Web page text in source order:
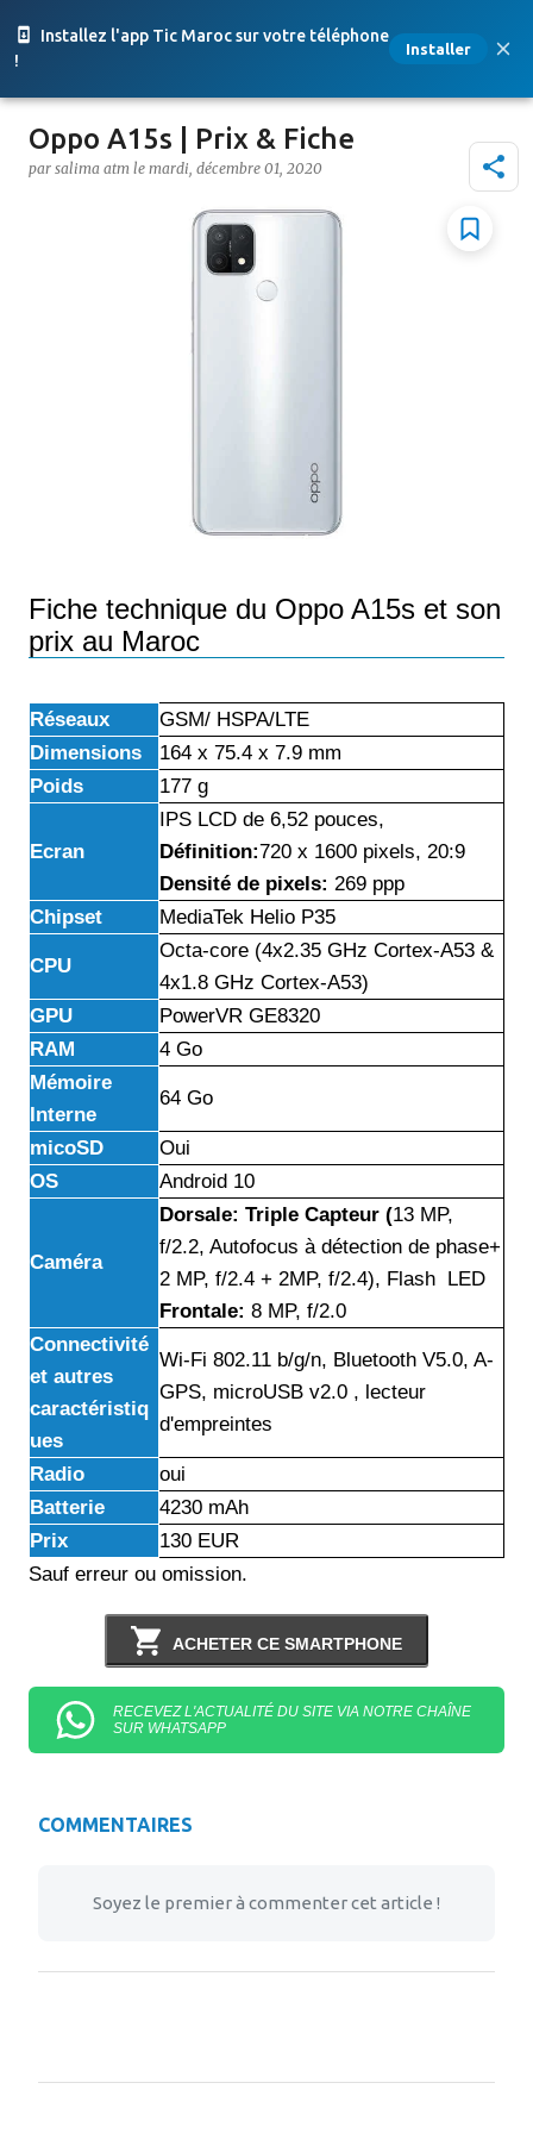
Installez l'app Tic Maroc sur votre téléphone
!
Installer
Accéder au contenu principal
Oppo A15s | Prix & Fiche
par salima atm le mardi, décembre 01, 2020
Fiche technique du Oppo A15s et son
prix au Maroc
Réseaux
GSM/ HSPA/LTE
Dimensions
164 x 75.4 x 7.9 mm
Poids
177 g
Ecran
IPS LCD de 6,52 pouces,
Définition:720 x 1600 pixels, 20:9
Densité de pixels: 269 ppp
Chipset
MediaTek Helio P35
CPU
Octa-core (4x2.35 GHz Cortex-A53 &
4x1.8 GHz Cortex-A53)
GPU
PowerVR GE8320
RAM
4 Go
Mémoire
Interne
64 Go
micoSD
Oui
OS
Android 10
Caméra
Dorsale: Triple Capteur (13 MP,
f/2.2, Autofocus à détection de phase+
2 MP, f/2.4 + 2MP, f/2.4), Flash LED
Frontale: 8 MP, f/2.0
Connectivité
et autres
caractéristiq
ues
Wi-Fi 802.11 b/g/n, Bluetooth V5.0, A-
GPS, microUSB v2.0 , lecteur
d'empreintes
Radio
oui
Batterie
4230 mAh
Prix
130 EUR
Sauf erreur ou omission.
ACHETER CE SMARTPHONE
RECEVEZ L'ACTUALITÉ DU SITE VIA NOTRE CHAÎNE
SUR WHATSAPP
COMMENTAIRES
Soyez le premier à commenter cet article !